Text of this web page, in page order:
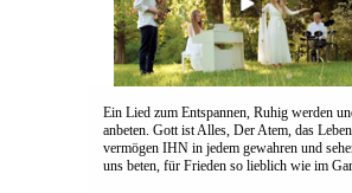
Ein Lied zum Entspannen, Ruhig werden
anbeten. Gott ist Alles, Der Atem, das
vermögen IHN in jedem gewahren und
uns beten, für Frieden so lieblich wie im